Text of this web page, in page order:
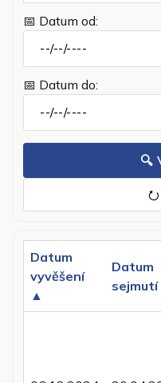
📅 Datum od:
📅 Datum do:
🔍
⭮
Datum
vyvěšení
▲
Datum
sejmutí